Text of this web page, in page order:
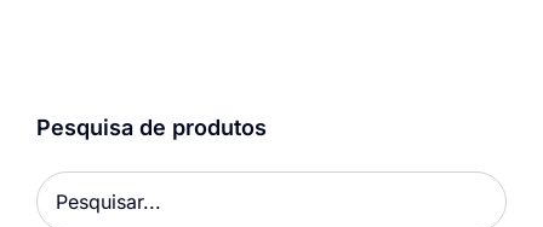
Pesquisa de produtos